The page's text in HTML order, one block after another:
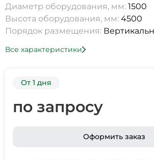
Диаметр оборудования, мм: 1500
Высота оборудования, мм: 4500
Порядок размещения:
Все характеристики
От 1 дня
по запросу
Оформить заказ